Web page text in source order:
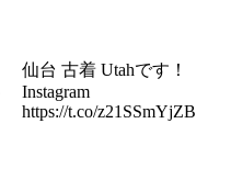
仙台 古着 Utahです！
Instagram
https://t.co/z21SSmYjZB